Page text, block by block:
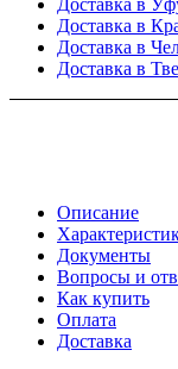
Доставка в
Доставка в
Доставка в
Описание
Документы
Вопросы и
Как купить
Оплата
Доставка